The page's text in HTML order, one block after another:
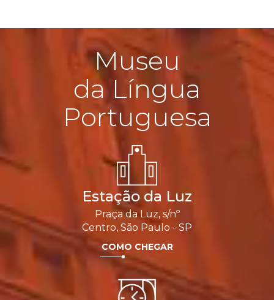
Museu
da Língua
Portuguesa
Estação da Luz
Praça da Luz, s/nº
Centro, São Paulo - SP
COMO CHEGAR